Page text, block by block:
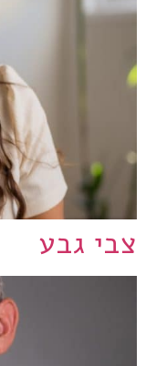
צבי גבע